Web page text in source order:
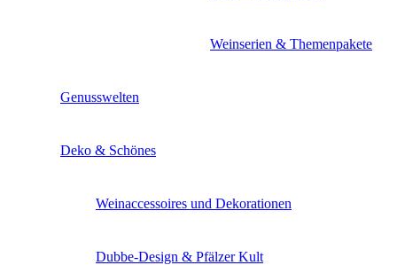
Weinserien & Themenpakete
Genusswelten
Deko & Schönes
Weinaccessoires und Dekorationen
Dubbe-Design & Pfälzer Kult